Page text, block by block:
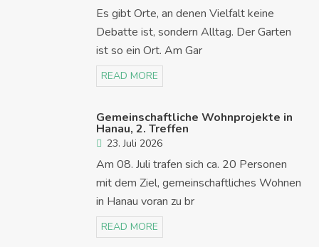
Es gibt Orte, an denen Vielfalt keine
Debatte ist, sondern Alltag. Der Garten
ist so ein Ort. Am Gar
READ MORE
Gemeinschaftliche Wohnprojekte in
Hanau, 2. Treffen
23. Juli 2026
Am 08. Juli trafen sich ca. 20 Personen
mit dem Ziel, gemeinschaftliches Wohnen
in Hanau voran zu br
READ MORE